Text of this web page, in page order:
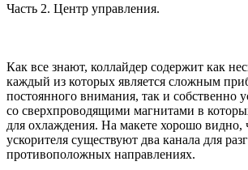
Часть 2. Центр управления.
Как все знают, коллайдер содержит как
каждый из которых является сложным
постоянного внимания, так и собственно
со сверхпроводящими магнитами в
для охлаждения. На макете хорошо видно,
ускорителя существуют два канала для
противоположных направлениях.